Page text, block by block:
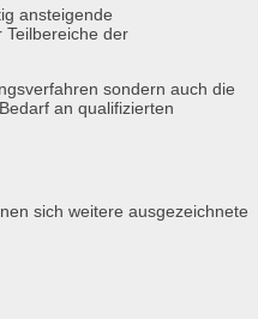
ansteigende
der
sondern auch die
an qualifizierten
sich weitere ausgezeichnete